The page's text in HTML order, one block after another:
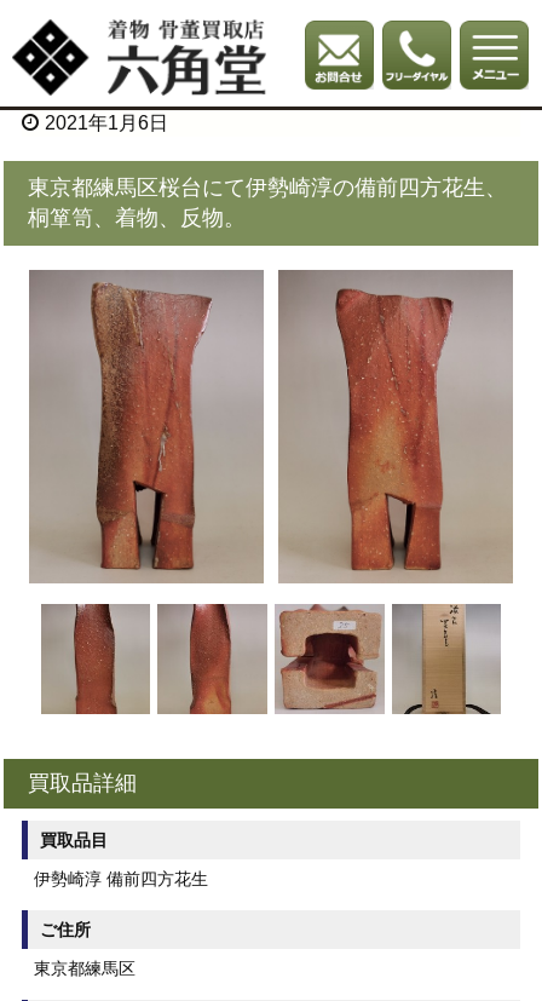
2021年1月6日
東京都練馬区桜台にて伊勢崎淳の備前四方花生、
桐箪笥、着物、反物。
買取品詳細
買取品目
伊勢崎淳 備前四方花生
ご住所
東京都練馬区